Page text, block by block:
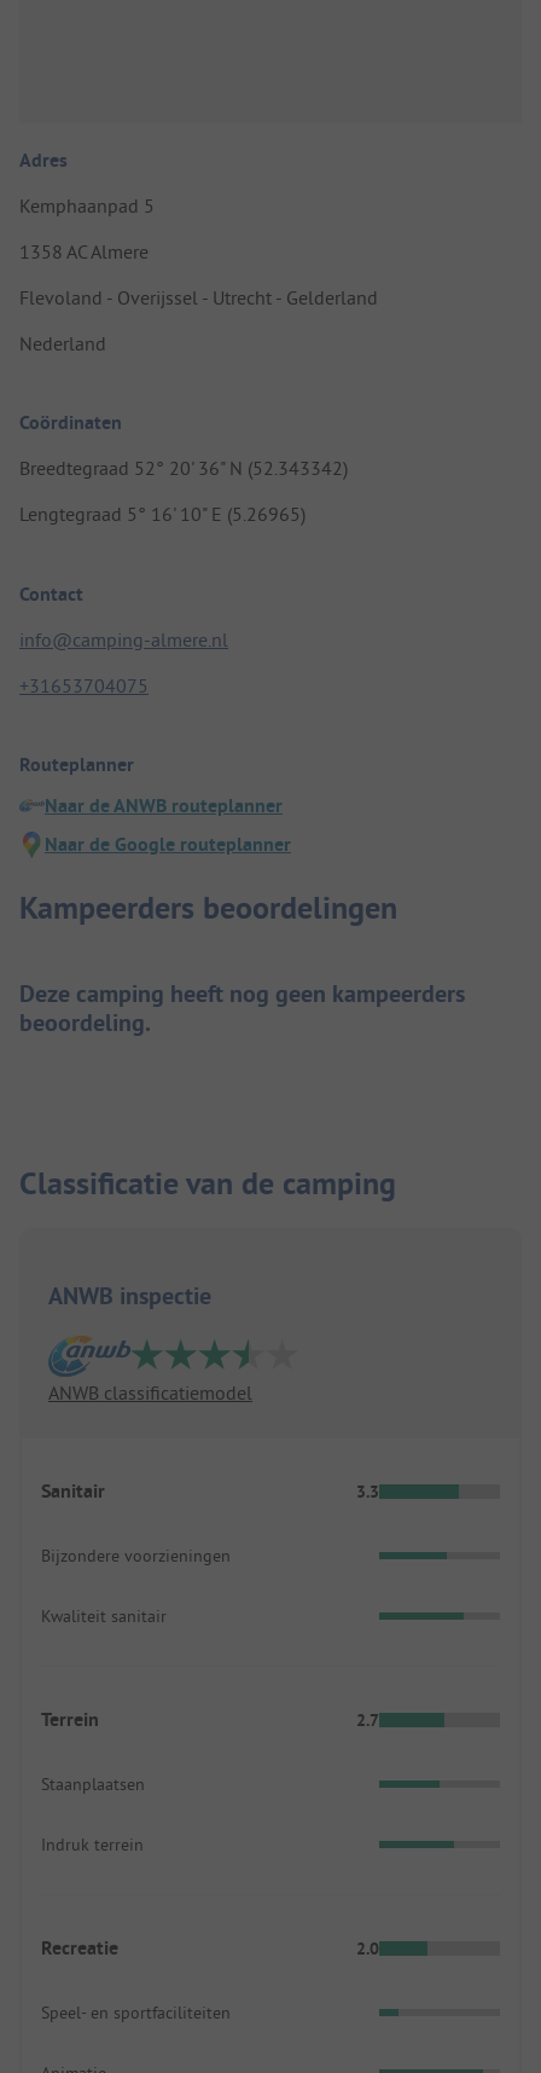
Adres
Kemphaanpad 5
1358 AC Almere
Flevoland - Overijssel - Utrecht - Gelderland
Nederland
Coördinaten
Breedtegraad 52° 20' 36" N (52.343342)
Lengtegraad 5° 16' 10" E (5.26965)
Contact
info@camping-almere.nl
+31653704075
Routeplanner
Naar de ANWB routeplanner
Naar de Google routeplanner
Kampeerders beoordelingen
Deze camping heeft nog geen kampeerders
beoordeling.
Classificatie van de camping
ANWB inspectie
ANWB classificatiemodel
Sanitair 3.3
Bijzondere voorzieningen
Kwaliteit sanitair
Terrein 2.7
Staanplaatsen
Indruk terrein
Recreatie 2.0
Speel- en sportfaciliteiten